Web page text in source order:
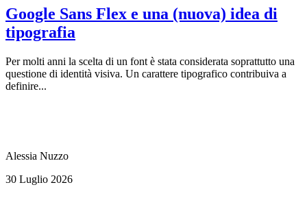
Google Sans Flex e una (nuova) idea di
tipografia
Per molti anni la scelta di un font è stata considerata soprattutto una
questione di identità visiva. Un carattere tipografico contribuiva a
definire...
Alessia Nuzzo
30 Luglio 2026